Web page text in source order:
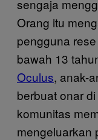
sengaja
Orang itu
pengguna
bawah 13
Oculus, anak-
berbuat onar
komunitas
mengeluarkan